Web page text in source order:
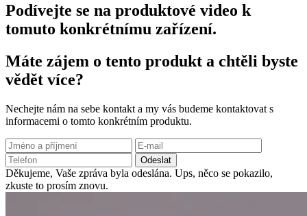
Podívejte se na produktové video k
tomuto konkrétnímu zařízení.
Máte zájem o tento produkt a chtěli byste
vědět více?
Nechejte nám na sebe kontakt a my vás budeme kontaktovat s
informacemi o tomto konkrétním produktu.
Odeslat
Děkujeme, Vaše zpráva byla odeslána. Ups, něco se pokazilo,
zkuste to prosím znovu.